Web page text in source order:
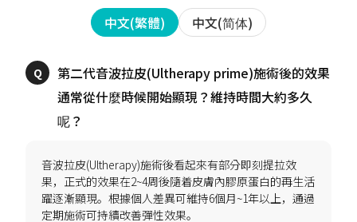
中文(繁體) 中文(简体)
第二代音波拉皮(Ultherapy prime)施術後的效果
通常從什麼時候開始顯現？維持時間大約多久
音波拉皮(Ultherapy)施術後看起來有部分即刻提拉效
果，正式的效果在2~4周後隨着皮膚內膠原蛋白的再生活
躍逐漸顯現。根據個人差異可維持6個月~1年以上，通過